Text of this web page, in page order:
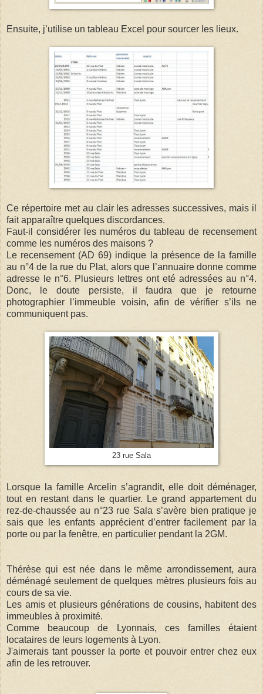
Ensuite, j’utilise un tableau Excel pour sourcer les lieux.
Ce répertoire met au clair les adresses successives, mais il
fait apparaître quelques discordances.
Faut-il considérer les numéros du tableau de recensement
comme les numéros des maisons ?
Le recensement (AD 69) indique la présence de la famille
au n°4 de la rue du Plat, alors que l’annuaire donne comme
adresse le n°6. Plusieurs lettres ont eté adressées au n°4.
Donc, le doute persiste, il faudra que je retourne
photographier l’immeuble voisin, afin de vérifier s’ils ne
communiquent pas.
23 rue Sala
Lorsque la famille Arcelin s’agrandit, elle doit déménager,
tout en restant dans le quartier. Le grand appartement du
rez-de-chaussée au n°23 rue Sala s’avère bien pratique je
sais que les enfants apprécient d’entrer facilement par la
porte ou par la fenêtre, en particulier pendant la 2GM.
Thérèse qui est née dans le même arrondissement, aura
déménagé seulement de quelques mètres plusieurs fois au
cours de sa vie.
Les amis et plusieurs générations de cousins, habitent des
immeubles à proximité.
Comme beaucoup de Lyonnais, ces familles étaient
locataires de leurs logements à Lyon.
J'aimerais tant pousser la porte et pouvoir entrer chez eux
afin de les retrouver.